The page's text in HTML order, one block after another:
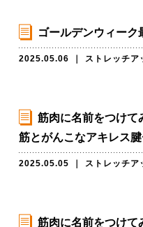
ゴールデンウィーク
2025.05.06 ストレッチア
筋肉に名前をつけて
筋とがんこなアキレス
2025.05.05 ストレッチア
筋肉に名前をつけて